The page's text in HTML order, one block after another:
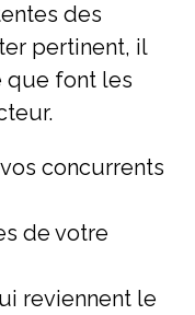
des
pertinent, il
que font les
concurrents
de votre
reviennent le